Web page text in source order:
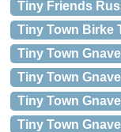
Tiny Friends
Tiny Town Birke
Tiny Town
Tiny Town
Tiny Town
Tiny Town